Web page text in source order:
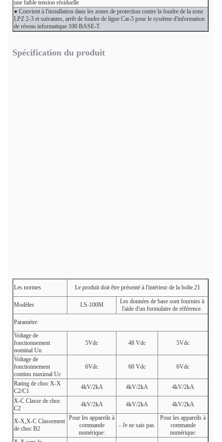
une faible tension résiduelle
● Convient à l'installation dans les zones de protection contre la foudre de la zone
LPZ 2-3 et suivantes, arrêt de foudre de ligne Cat-5 pour le système d'information
de réseau informatique 100 BASE-T.
Spécification du produit
Les normes Le produit doit être présenté à l'intérieur de la boîte.21
Modèles LS-100M
Les données de base sont fournies à
l'aide d'un formulaire de référence.
Paramètre
Voltage de
fonctionnement
nominal Un
5Vdc 48 Vdc 5Vdc
Voltage de
fonctionnement
continu maximal Uc
6Vdc 60 Vdc 6Vdc
Rating de choc X-X
C2/C1
4kV/2kA 4kV/2kA
4kV/2kA
X-C Classe de choc
C2
4kV/2kA 4kV/2kA 4kV/2kA
X-X,X-C Classement
de choc B2
Pour les appareils à
commande
numérique:
- Je ne sais pas.
Pour les appareils à
commande
numérique: